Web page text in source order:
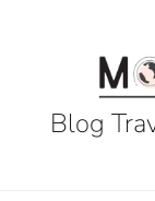
Blog